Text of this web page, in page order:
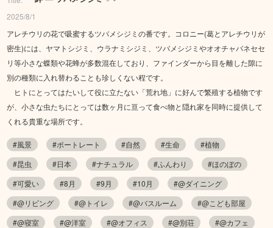
2025/8/1
アレチウリの花で吸蜜するツバメシジミの番です。コロニー(葛とアレチウリが
密生)には、ヤマトシジミ、ウラナミシジミ、ツバメシジミやオオチャバネセセ
リ等小さな蝶類や花蜂が多数混在しており、ファインダーから目を離した隙に
別の種類に入れ替わることも珍しくない程です。
ヒトにとってはたいして役に立たない「荒れ地」に好んで繁殖する植物です
が、小さな虫たちにとっては数ヶ月に亘って食べ物と隠れ家を同時に提供して
くれる貴重な場所です。
#風景 #ポートレート #自然 #生命
#植物
#昆虫
#日本 #ナチュラル #ふんわり
#ほのぼの
#可愛い
#8月 #9月 #10月
#@ダイニング
#@リビング
#@トイレ #@バスルーム
#@こども部屋
#@寝室
#@洋室 #@オフィス #@別荘
#@カフェ